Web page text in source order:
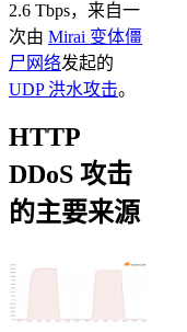
2.6 Tbps，来自一
次由 Mirai 变体僵
尸网络发起的
UDP 洪水攻击。
HTTP
DDoS 攻击
的主要来源